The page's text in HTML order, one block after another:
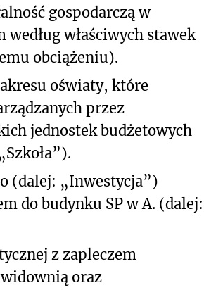
gospodarczą w
właściwych stawek
obciążeniu).
oświaty, które
przez
jednostek budżetowych
(dalej: „Inwestycja”)
do budynku SP w A. (dalej:
z zapleczem
oraz